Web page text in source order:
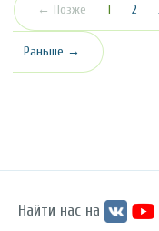
← Позже 1 (текущая)
2
Раньше →
Найти нас на